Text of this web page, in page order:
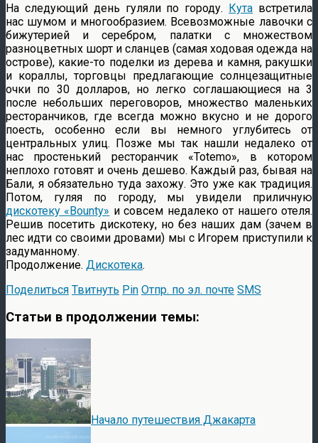
На следующий день гуляли по городу. Кута встретила
нас шумом и многообразием. Всевозможные лавочки с
бижутерией и серебром, палатки с множеством
разноцветных шорт и сланцев (самая ходовая одежда на
острове), какие-то поделки из дерева и камня, ракушки
и кораллы, торговцы предлагающие солнцезащитные
очки по 30 долларов, но легко соглашающиеся на 3
после небольших переговоров, множество маленьких
ресторанчиков, где всегда можно вкусно и не дорого
поесть, особенно если вы немного углубитесь от
центральных улиц. Позже мы так нашли недалеко от
нас простенький ресторанчик «Totemo», в котором
неплохо готовят и очень дешево. Каждый раз, бывая на
Бали, я обязательно туда захожу. Это уже как традиция.
Потом, гуляя по городу, мы увидели приличную
дискотеку «Bounty» и совсем недалеко от нашего отеля.
Решив посетить дискотеку, но без наших дам (зачем в
лес идти со своими дровами) мы с Игорем приступили к
задуманному.
Продолжение. Дискотека.
Поделиться Твитнуть Pin Отпр. по эл. почте SMS
Статьи в продолжении темы:
Начало путешествия Джакарта